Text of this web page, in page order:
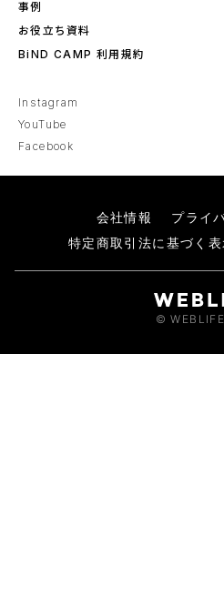
事例
お役立ち資料
BiND CAMP 利用規約
Instagram
YouTube
Facebook
会社情報
プライ
特定商取引法に基づく表
©